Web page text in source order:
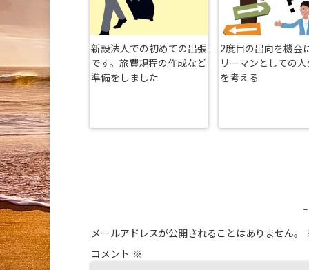
新設法人での初めての出張
です。旅費規程の作成など
準備をしました
2度目の出向を機会
リーマンとしての
を考える
メールアドレスが公開されることはありません。
コメント ※